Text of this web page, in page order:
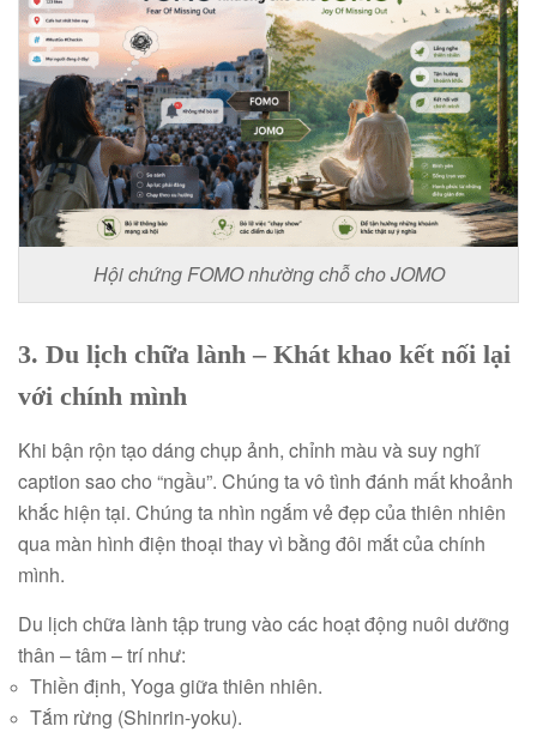
Hội chứng FOMO nhường chỗ cho JOMO
3. Du lịch chữa lành – Khát khao kết nối lại
với chính mình
Khi bận rộn tạo dáng chụp ảnh, chỉnh màu và suy nghĩ
caption sao cho “ngầu”. Chúng ta vô tình đánh mất khoảnh
khắc hiện tại. Chúng ta nhìn ngắm vẻ đẹp của thiên nhiên
qua màn hình điện thoại thay vì bằng đôi mắt của chính
mình.
Du lịch chữa lành tập trung vào các hoạt động nuôi dưỡng
thân – tâm – trí như:
Thiền định, Yoga giữa thiên nhiên.
Tắm rừng (Shinrin-yoku).